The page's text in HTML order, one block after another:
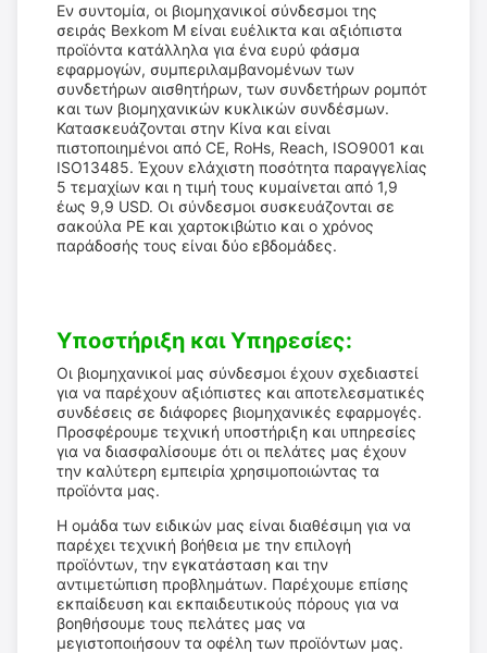
Εν συντομία, οι βιομηχανικοί σύνδεσμοι της
σειράς Bexkom M είναι ευέλικτα και αξιόπιστα
προϊόντα κατάλληλα για ένα ευρύ φάσμα
εφαρμογών, συμπεριλαμβανομένων των
συνδετήρων αισθητήρων, των συνδετήρων ρομπότ
και των βιομηχανικών κυκλικών συνδέσμων.
Κατασκευάζονται στην Κίνα και είναι
πιστοποιημένοι από CE, RoHs, Reach, ISO9001 και
ISO13485. Έχουν ελάχιστη ποσότητα παραγγελίας
5 τεμαχίων και η τιμή τους κυμαίνεται από 1,9
έως 9,9 USD. Οι σύνδεσμοι συσκευάζονται σε
σακούλα PE και χαρτοκιβώτιο και ο χρόνος
παράδοσής τους είναι δύο εβδομάδες.
Υποστήριξη και Υπηρεσίες:
Οι βιομηχανικοί μας σύνδεσμοι έχουν σχεδιαστεί
για να παρέχουν αξιόπιστες και αποτελεσματικές
συνδέσεις σε διάφορες βιομηχανικές εφαρμογές.
Προσφέρουμε τεχνική υποστήριξη και υπηρεσίες
για να διασφαλίσουμε ότι οι πελάτες μας έχουν
την καλύτερη εμπειρία χρησιμοποιώντας τα
προϊόντα μας.
Η ομάδα των ειδικών μας είναι διαθέσιμη για να
παρέχει τεχνική βοήθεια με την επιλογή
προϊόντων, την εγκατάσταση και την
αντιμετώπιση προβλημάτων. Παρέχουμε επίσης
εκπαίδευση και εκπαιδευτικούς πόρους για να
βοηθήσουμε τους πελάτες μας να
μεγιστοποιήσουν τα οφέλη των προϊόντων μας.